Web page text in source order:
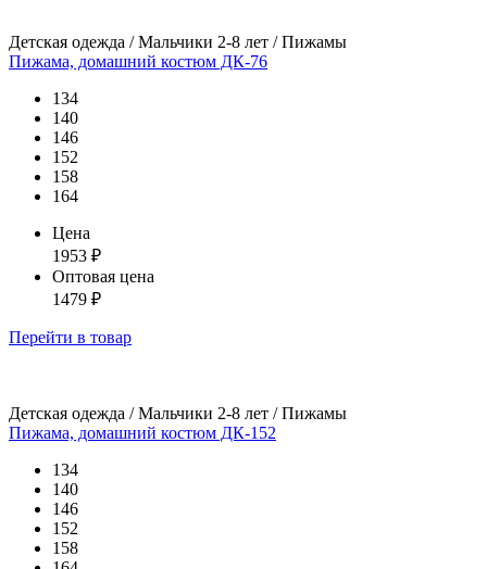
Детская одежда / Мальчики 2-8 лет / Пижамы
Пижама, домашний костюм ДК-76
134
140
146
152
158
164
Цена
1953 ₽
Оптовая цена
1479 ₽
Перейти в товар
Детская одежда / Мальчики 2-8 лет / Пижамы
Пижама, домашний костюм ДК-152
134
140
146
152
158